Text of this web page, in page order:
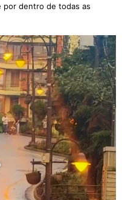
por dentro de todas as